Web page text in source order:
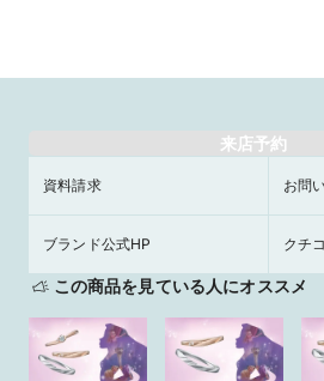
来店予約
資料請求 お問
ブランド公式HP クチ
この商品を見ている人にオススメ